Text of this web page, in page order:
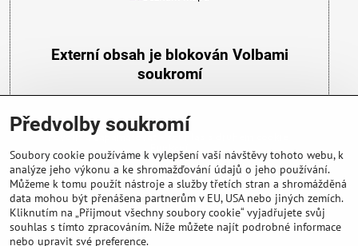
Externí obsah je blokován Volbami
soukromí
Přejete si načíst externí obsah?
Povolit a zapamatovat - souhlas s druhem cookie:
Funkční
Předvolby soukromí
Soubory cookie používáme k vylepšení vaší návštěvy tohoto webu, k
analýze jeho výkonu a ke shromažďování údajů o jeho používání.
Můžeme k tomu použít nástroje a služby třetích stran a shromážděná
data mohou být přenášena partnerům v EU, USA nebo jiných zemích.
Kliknutím na „Přijmout všechny soubory cookie“ vyjadřujete svůj
souhlas s tímto zpracováním. Níže můžete najít podrobné informace
nebo upravit své preference.